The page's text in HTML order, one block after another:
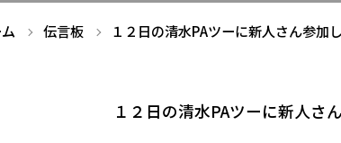
伝言板 １２日の清水PAツーに新人さん参加
１２日の清水PAツーに新人さん